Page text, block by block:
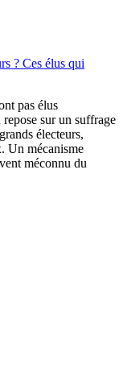
? Ces élus qui
pas élus
sur un suffrage
électeurs,
Un mécanisme
méconnu du